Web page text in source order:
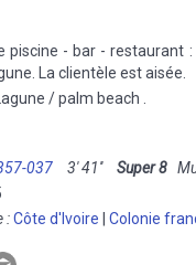
piscine - bar - restaurant
La clientèle est aisée.
/ palm beach .
037 3' 41'' Super 8
:Côte d'Ivoire Colonie